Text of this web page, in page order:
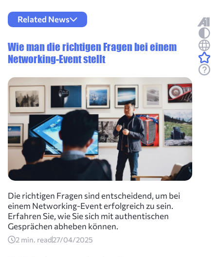
Related News
Wie man die richtigen Fragen bei einem
Networking-Event stellt
Die richtigen Fragen sind entscheidend, um bei
einem Networking-Event erfolgreich zu sein.
Erfahren Sie, wie Sie sich mit authentischen
Gesprächen abheben können.
2 min. read27/04/2025